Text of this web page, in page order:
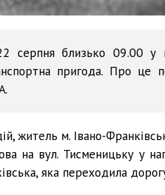
серпня близько 09.00 у
пригода. Про це
житель м. Івано-
на вул. Тисменицьку у
яка переходила